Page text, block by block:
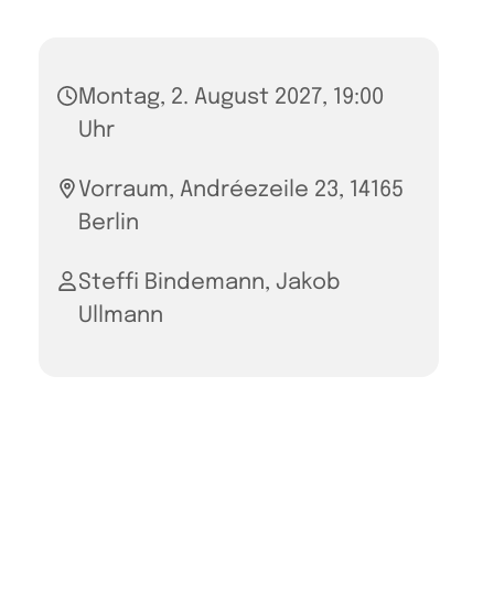
Montag, 2. August 2027, 19:00
Uhr
Vorraum, Andréezeile 23, 14165
Berlin
Steffi Bindemann, Jakob
Ullmann